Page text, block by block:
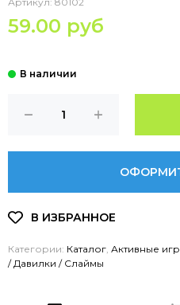
59.00 руб
Категории: Каталог Активные
/ Давилки / Слаймы